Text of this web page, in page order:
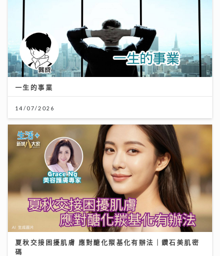
一生的事業
14/07/2026
夏秋交接困擾肌膚 應對醣化羰基化有辦法｜鑽石美肌密
碼